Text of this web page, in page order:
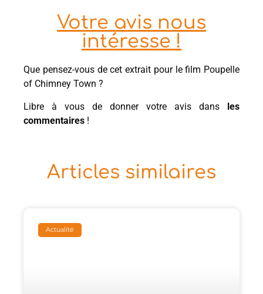
Votre avis nous
intéresse !
Que pensez-vous de cet extrait pour le film Poupelle
of Chimney Town ?
Libre à vous de donner votre avis dans les
commentaires !
Articles similaires
Actualité